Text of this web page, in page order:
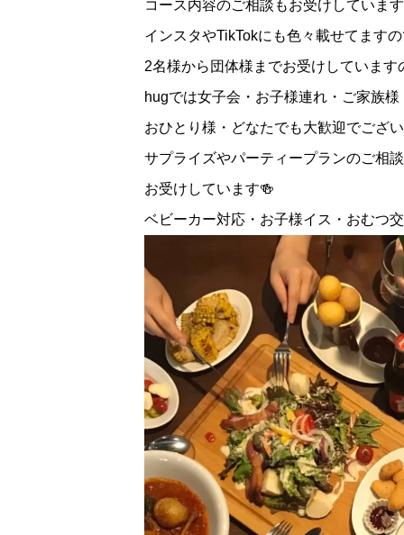
コース内容のご相談もお受けしています
インスタやTikTokにも色々載せてます
2名様から団体様までお受けしていま
hugでは女子会・お子様連れ・ご家族様
おひとり様・どなたでも大歓迎でござ
サプライズやパーティープランのご相
お受けしています🍻
ベビーカー対応・お子様イス・おむつ